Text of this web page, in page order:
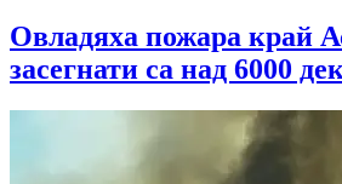
Овладяха пожара край
засегнати са над 6000